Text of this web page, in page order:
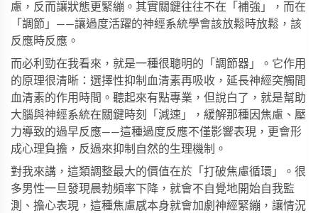
慮，反而讓狀態更緊繃。其實關鍵往往不在「補強」，而在
「調節」——讓過度活躍的神經系統學會該放鬆時放鬆，該
反應時反應。
而必利勁在我看來，就是一種很聰明的「調節器」。它作用
的原理很清晰：選擇性抑制血清素再吸收，延長神經突觸間
血清素的作用時間。聽起來有點專業，但說白了，就是幫助
大腦與神經系統在關鍵時刻「減速」，緩解那種因焦慮、壓
力導致的過早反應——這種過度反應不僅影響表現，更會形
成心理負擔，反過來抑制自然的生理機制。
對我來講，這類調整最大的價值在於「打破焦慮循環」。很
多男性一旦發現晨勃頻率下降，就會不自覺地開始自我監
測、擔心表現，這種焦慮感本身就會加劇神經緊繃，讓情況